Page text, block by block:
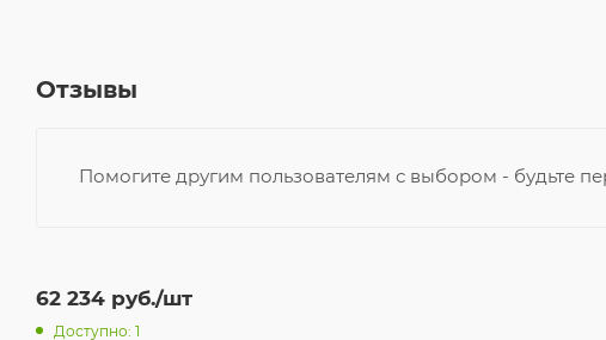
Отзывы
Помогите другим пользователям с выбором - будьте
62 234 руб./шт
Доступно: 1